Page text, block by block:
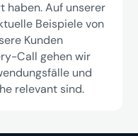
haben. Auf unserer
Beispiele von
Kunden
Call gehen wir
und
relevant sind.